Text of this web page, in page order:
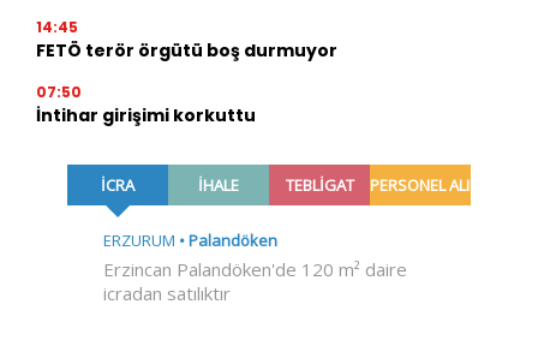
14:45
FETÖ terör örgütü boş durmuyor
07:50
İntihar girişimi korkuttu